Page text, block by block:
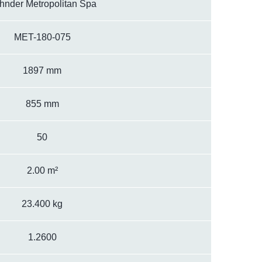
Metropolitan Spa
MET-180-075
1897 mm
855 mm
50
2.00 m²
23.400 kg
1.2600